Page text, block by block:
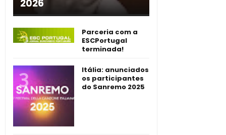
2026
Parceria com a
ESCPortugal
terminada!
Itália: anunciados
os participantes
do Sanremo 2025